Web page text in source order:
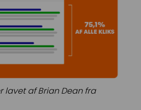
lavet af Brian Dean fra